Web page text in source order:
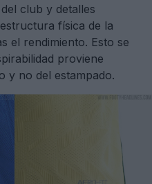
club y detalles
física de la
el rendimiento. Esto se
proviene
y no del estampado.